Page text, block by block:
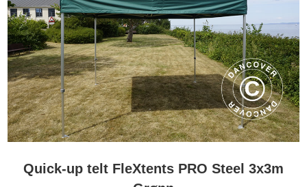
Quick-up telt FleXtents PRO Steel 3x3m